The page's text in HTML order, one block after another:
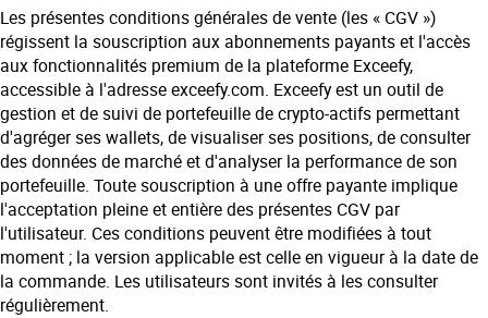
Les présentes conditions générales de vente (les « CGV »)
régissent la souscription aux abonnements payants et l'accès
aux fonctionnalités premium de la plateforme Exceefy,
accessible à l'adresse exceefy.com. Exceefy est un outil de
gestion et de suivi de portefeuille de crypto-actifs permettant
d'agréger ses wallets, de visualiser ses positions, de consulter
des données de marché et d'analyser la performance de son
portefeuille. Toute souscription à une offre payante implique
l'acceptation pleine et entière des présentes CGV par
l'utilisateur. Ces conditions peuvent être modifiées à tout
moment ; la version applicable est celle en vigueur à la date de
la commande. Les utilisateurs sont invités à les consulter
régulièrement.